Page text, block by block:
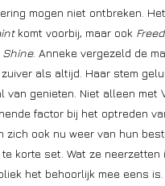
mogen niet ontbreken.
komt voorbij, maar ook
Shine. Anneke vergezeld de
als altijd. Haar stem
van genieten. Niet alleen met
factor bij het optreden
zich ook nu weer van hun
korte set. Wat ze neerzetten
het behoorlijk mee eens